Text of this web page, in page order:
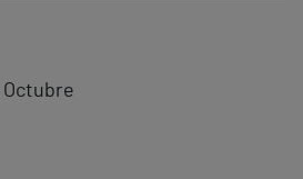
Octubre